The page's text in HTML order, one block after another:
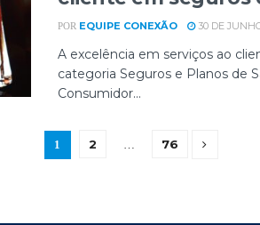
POR EQUIPE CONEXÃO 30 DE
A excelência em serviços ao
categoria Seguros e Planos de
Consumidor...
1 2 … 76